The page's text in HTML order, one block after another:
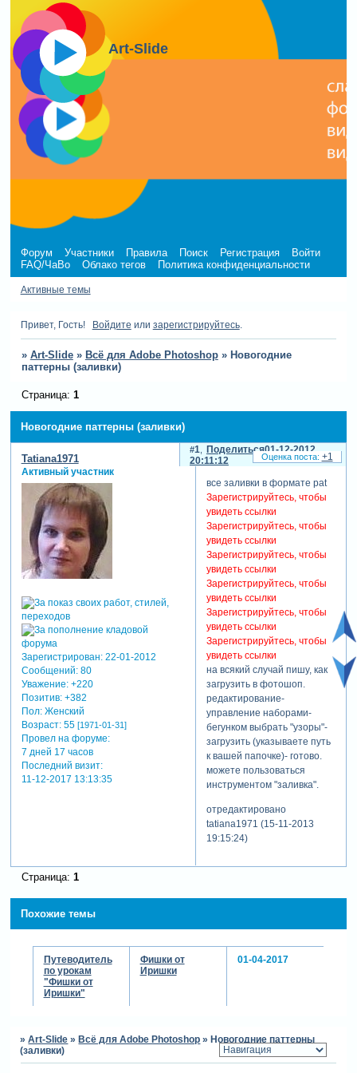
Art-Slide
Форум Участники Правила Поиск Регистрация
Войти
FAQ/ЧаВо
Облако тегов Политика конфиденциальности
Активные темы
Привет, Гость! Войдите или зарегистрируйтесь.
» Art-Slide » Всё для Adobe Photoshop » Новогодние
паттерны (заливки)
Новогодние паттерны (заливки)
Страница: 1
Поделиться
1
01-12-2012
20:11:12
Tatiana1971
Активный участник
Зарегистрирован: 22-01-2012
Сообщений:80
Уважение: +220
Позитив: +382
Пол:Женский
Возраст:55 [1971-01-31]
Провел на форуме:
7 дней 17 часов
Последний визит:
11-12-2017 13:13:35
все заливки в формате pat
Зарегистрируйтесь, чтобы
увидеть ссылки
Зарегистрируйтесь, чтобы
увидеть ссылки
Зарегистрируйтесь, чтобы
увидеть ссылки
Зарегистрируйтесь, чтобы
увидеть ссылки
Зарегистрируйтесь, чтобы
увидеть ссылки
Зарегистрируйтесь, чтобы
увидеть ссылки
на всякий случай пишу, как
загрузить в фотошоп.
редактирование-
управление наборами-
бегунком выбрать "узоры"-
загрузить (указываете путь
к вашей папочке)- готово.
можете пользоваться
инструментом "заливка".
отредактировано
tatiana1971 (15-11-2013
19:15:24)
+1
Страница: 1
Похожие темы
Путеводитель
по урокам
"Фишки от
Иришки"
Фишки от
Иришки
01-04-2017
»Art-Slide » Всё для Adobe Photoshop » Новогодние паттерны
(заливки)